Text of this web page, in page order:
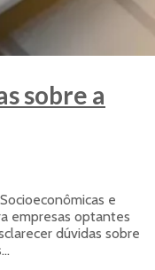
sobre a
e
empresas optantes
dúvidas sobre